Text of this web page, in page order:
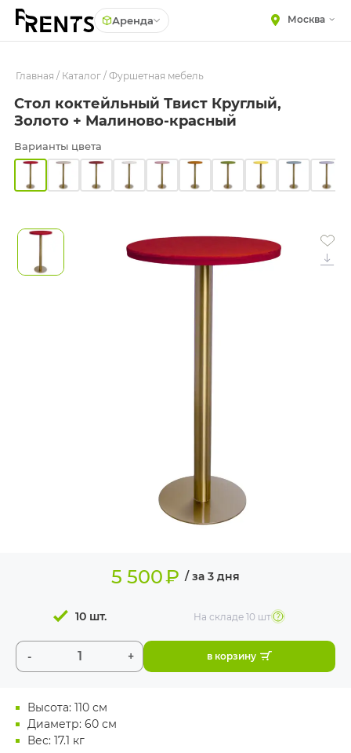
Аренда Москва
МЕБЕЛЬ
ПОСУДА
КРУПНОГАБАРИТНЫЙ
ГОТОВЫЕ РЕШЕНИЯ
ОСВЕЩЕНИЕ
Столы
Стулья
Диваны
Барная мебель
Главная / Каталог / Фуршетная мебель
Стол коктейльный Твист Круглый,
Золото + Малиново-красный
Варианты цвета
Высота: 110 см
Диаметр: 60 см
Вес: 17.1 кг
5 500₽ / за 3 дня
- +
10 шт. На складе10 шт
в корзину